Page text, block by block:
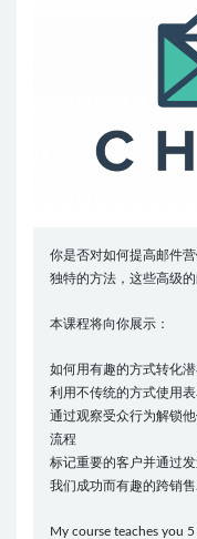
你是否对如何提高邮件
独特的方法，这些高级
本课程将向你展示：
如何用有趣的方式转化
利用不传统的方式使用
通过观察受众行为解锁
流程
标记重要的客户并通过
我们成功而有趣的跨销
My course teaches you